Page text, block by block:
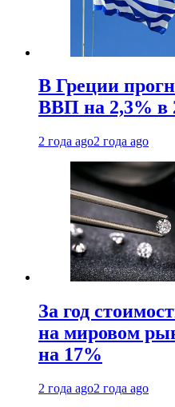
В Греции
ВВП на 2,3% в
2 года ago2 года ago
За год
на мировом
на 17%
2 года ago2 года ago